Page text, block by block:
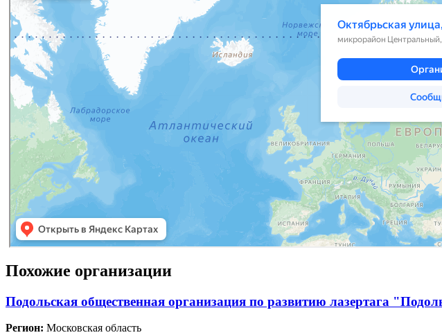
Похожие организации
Подольская общественная организация по развитию лазертага
Регион: Московская область